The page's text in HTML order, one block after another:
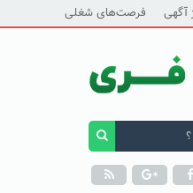
آگهی فرصت‌های شغلی